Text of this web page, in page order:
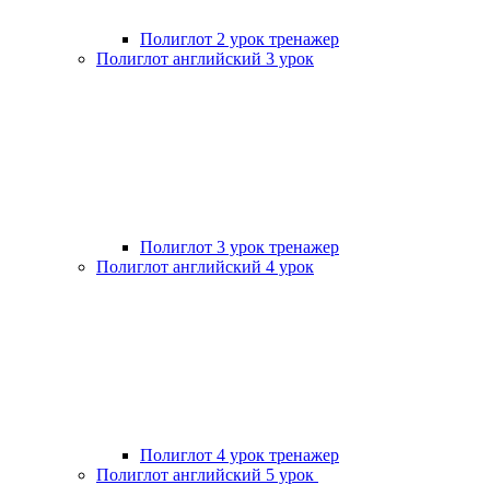
Полиглот 2 урок тренажер
Полиглот английский 3 урок
Полиглот 3 урок тренажер
Полиглот английский 4 урок
Полиглот 4 урок тренажер
Полиглот английский 5 урок